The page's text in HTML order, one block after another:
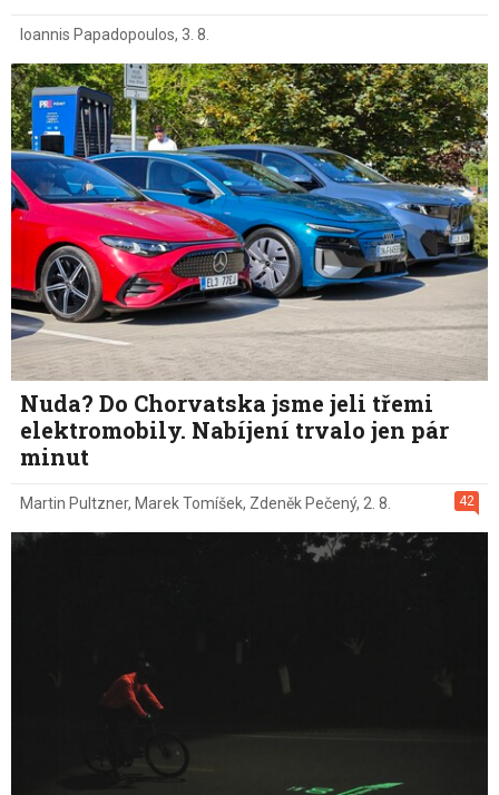
Ioannis Papadopoulos, 3. 8.
Nuda? Do Chorvatska jsme jeli třemi
elektromobily. Nabíjení trvalo jen pár
minut
42
Martin Pultzner, Marek Tomíšek, Zdeněk Pečený, 2. 8.